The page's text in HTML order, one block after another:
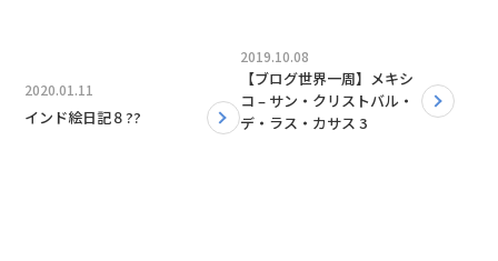
2020.01.11
インド絵日記８??
2019.10.08
【ブログ世界一周】メキシ
コ – サン・クリストバル・
デ・ラス・カサス 3